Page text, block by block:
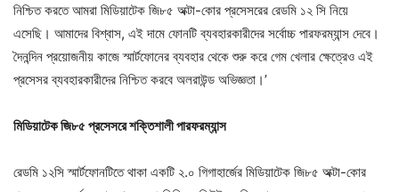
নিশ্চিত করতে আমরা মিডিয়াটেক জি৮৫ অক্টা-কোর প্রসেসরের রেডমি ১২ সি নিয়ে
এসেছি। আমাদের বিশ্বাস, এই দামে ফোনটি ব্যবহারকারীদের সর্বোচ্চ পারফরম্যান্স দেবে।
দৈনন্দিন প্রয়োজনীয় কাজে স্মার্টফোনের ব্যবহার থেকে শুরু করে গেম খেলার ক্ষেত্রেও এই
প্রসেসর ব্যবহারকারীদের নিশ্চিত করবে অলরাউন্ড অভিজ্ঞতা।’
মিডিয়াটেক জি৮৫ প্রসেসরে শক্তিশালী পারফরম্যান্স
রেডমি ১২সি স্মার্টফোনটিতে থাকা একটি ২.০ গিগাহার্জের মিডিয়াটেক জি৮৫ অক্টা-কোর